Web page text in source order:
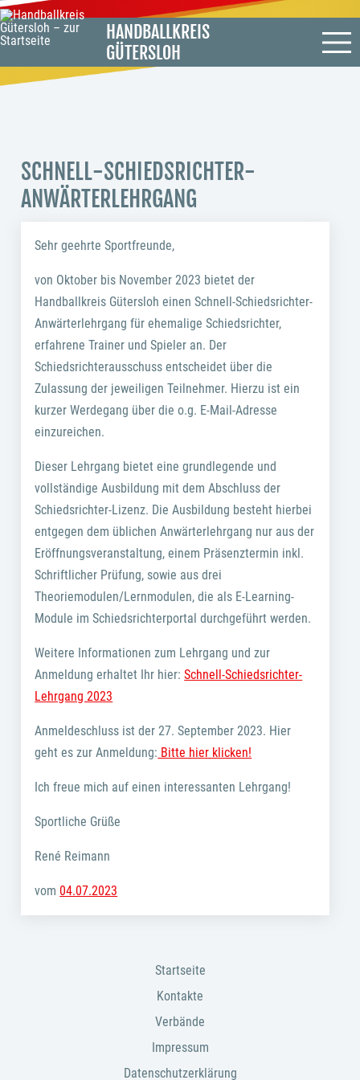
HANDBALLKREIS
GÜTERSLOH
SCHNELL-SCHIEDSRICHTER-
ANWÄRTERLEHRGANG
Sehr geehrte Sportfreunde,
von Oktober bis November 2023 bietet der
Handballkreis Gütersloh einen Schnell-Schiedsrichter-
Anwärterlehrgang für ehemalige Schiedsrichter,
erfahrene Trainer und Spieler an. Der
Schiedsrichterausschuss entscheidet über die
Zulassung der jeweiligen Teilnehmer. Hierzu ist ein
kurzer Werdegang über die o.g. E-Mail-Adresse
einzureichen.
Dieser Lehrgang bietet eine grundlegende und
vollständige Ausbildung mit dem Abschluss der
Schiedsrichter-Lizenz. Die Ausbildung besteht hierbei
entgegen dem üblichen Anwärterlehrgang nur aus der
Eröffnungsveranstaltung, einem Präsenztermin inkl.
Schriftlicher Prüfung, sowie aus drei
Theoriemodulen/Lernmodulen, die als E-Learning-
Module im Schiedsrichterportal durchgeführt werden.
Weitere Informationen zum Lehrgang und zur
Anmeldung erhaltet Ihr hier:Schnell-Schiedsrichter-
Lehrgang 2023
Anmeldeschluss ist der 27. September 2023. Hier
geht es zur Anmeldung: Bitte hier klicken!
Ich freue mich auf einen interessanten Lehrgang!
Sportliche Grüße
René Reimann
vom04.07.2023
Startseite
Kontakte
Verbände
Impressum
Datenschutzerklärung